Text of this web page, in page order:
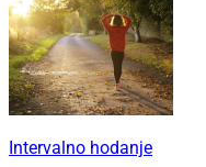
Intervalno hodanje